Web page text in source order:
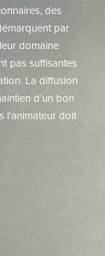
des
par
domaine
pas suffisantes
La diffusion
d’un bon
l’animateur doit